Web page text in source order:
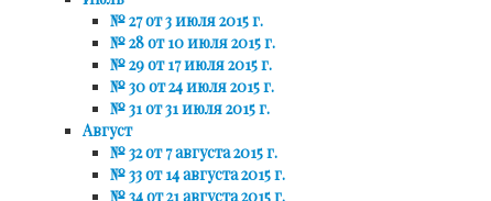
№ 27 от 3 июля 2015 г.
№ 28 от 10 июля 2015 г.
№ 29 от 17 июля 2015 г.
№ 30 от 24 июля 2015 г.
№ 31 от 31 июля 2015 г.
Август
№ 32 от 7 августа 2015 г.
№ 33 от 14 августа 2015 г.
№ 34 от 21 августа 2015 г.